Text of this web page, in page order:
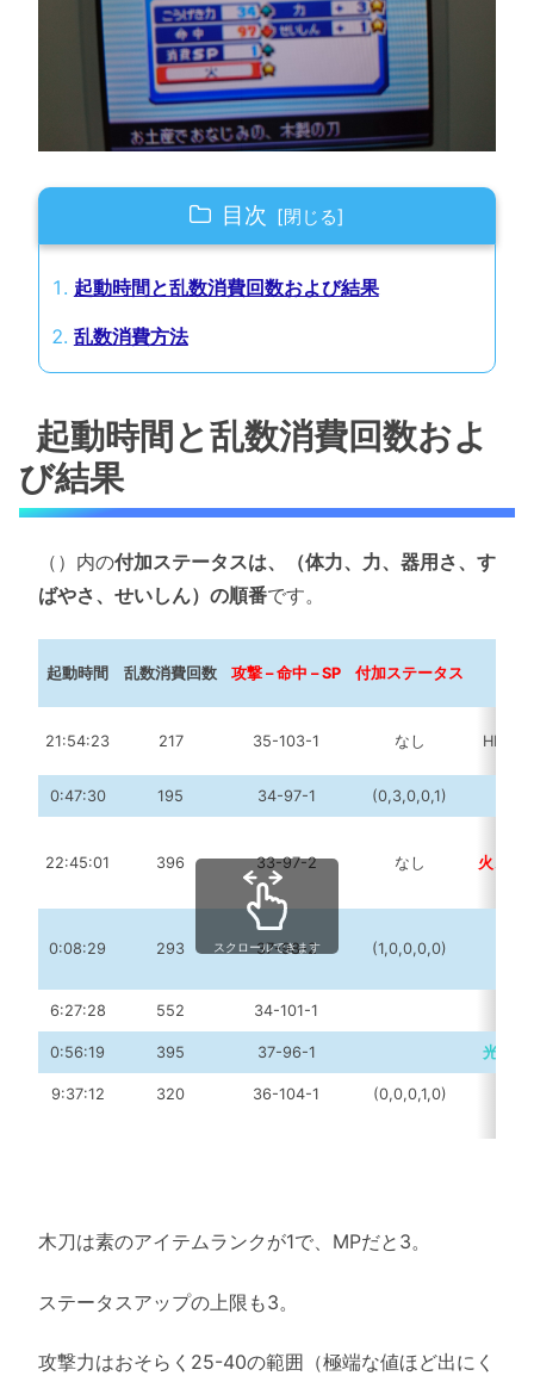
目次
起動時間と乱数消費回数および結果
乱数消費方法
起動時間と乱数消費回数およ
び結果
（）内の付加ステータスは、（体力、力、器用さ、す
ばやさ、せいしん）の順番です。
起動時間 乱数消費回数 攻撃 – 命中 – SP 付加ステータス
21:54:23 217 35-103-1 なし
0:47:30 195 34-97-1 (0,3,0,0,1)
22:45:01 396 33-97-2 なし 火
0:08:29 293 37-98-2 (1,0,0,0,0)
6:27:28 552 34-101-1
0:56:19 395 37-96-1 光
9:37:12 320 36-104-1 (0,0,0,1,0)
スクロールできます
木刀は素のアイテムランクが1で、MPだと3。
ステータスアップの上限も3。
攻撃力はおそらく25-40の範囲（極端な値ほど出にく